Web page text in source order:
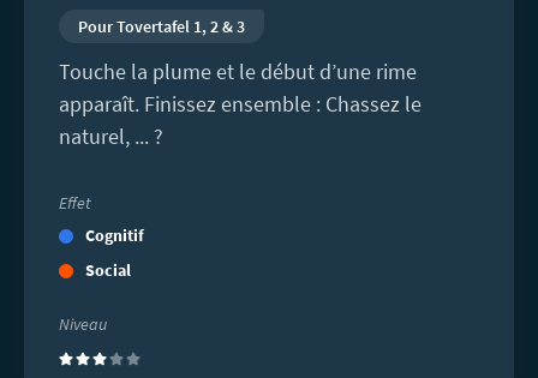
Pour Tovertafel 1, 2 & 3
Touche la plume et le début d’une rime
apparaît. Finissez ensemble : Chassez le
naturel, ... ?
Effet
Cognitif
Social
Niveau
(3)